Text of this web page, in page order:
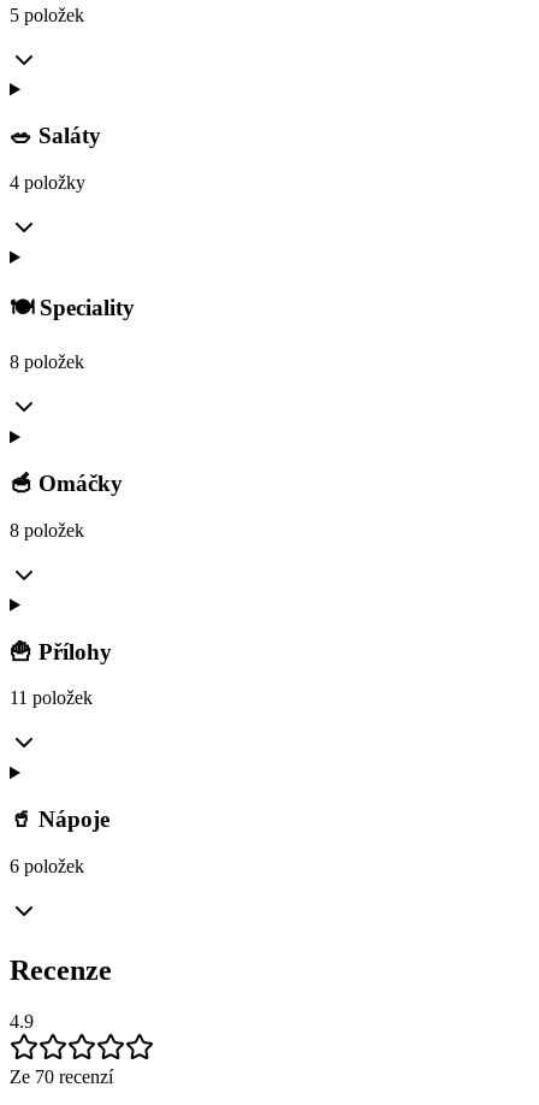
5 položek
🥗 Saláty
4 položky
🍽️ Speciality
8 položek
🥣 Omáčky
8 položek
🍟 Přílohy
11 položek
🥤 Nápoje
6 položek
Recenze
4.9
Ze 70 recenzí